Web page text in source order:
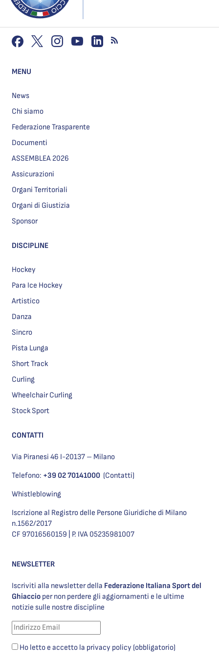
MENU
News
Chi siamo
Federazione Trasparente
Documenti
ASSEMBLEA 2026
Assicurazioni
Organi Territoriali
Organi di Giustizia
Sponsor
DISCIPLINE
Hockey
Para Ice Hockey
Artistico
Danza
Sincro
Pista Lunga
Short Track
Curling
Wheelchair Curling
Stock Sport
CONTATTI
Via Piranesi 46 I-20137 – Milano
Telefono: +39 02 70141000 (Contatti)
Whistleblowing
Iscrizione al Registro delle Persone Giuridiche di Milano
n.1562/2017
CF 97016560159 | P. IVA 05235981007
NEWSLETTER
Iscriviti alla newsletter della Federazione Italiana Sport del
Ghiaccio per non perdere gli aggiornamenti e le ultime
notizie sulle nostre discipline
Ho letto e accetto la privacy policy (obbligatorio)